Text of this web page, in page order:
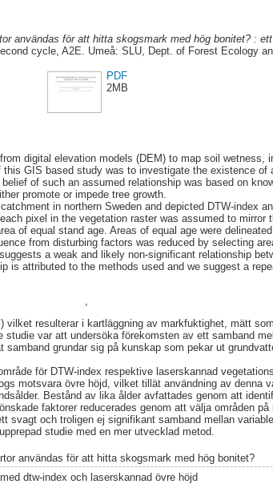
användas för att hitta skogsmark med hög bonitet? :
cycle, A2E. Umeå: SLU, Dept. of Forest Ecology
PDF
2MB
digital elevation models (DEM) to map soil wetness,
GIS based study was to investigate the existence of
of such an assumed relationship was based on
promote or impede tree growth.
in northern Sweden and depicted DTW-index
pixel in the vegetation raster was assumed to mirror
of equal stand age. Areas of equal age were
from disturbing factors was reduced by selecting
a weak and likely non-significant relationship
is attributed to the methods used and we suggest a
vilket resulterar i kartläggning av markfuktighet, mätt
var att undersöka förekomsten av ett samband
grundar sig på kunskap som pekar ut
för DTW-index respektive laserskannad
motsvara övre höjd, vilket tillät användning av denna
Bestånd av lika ålder avfattades genom att
faktorer reducerades genom att välja områden
svagt och troligen ej signifikant samband mellan
studie med en mer utvecklad metod.
användas för att hitta skogsmark med hög bonitet?
dtw-index och laserskannad övre höjd